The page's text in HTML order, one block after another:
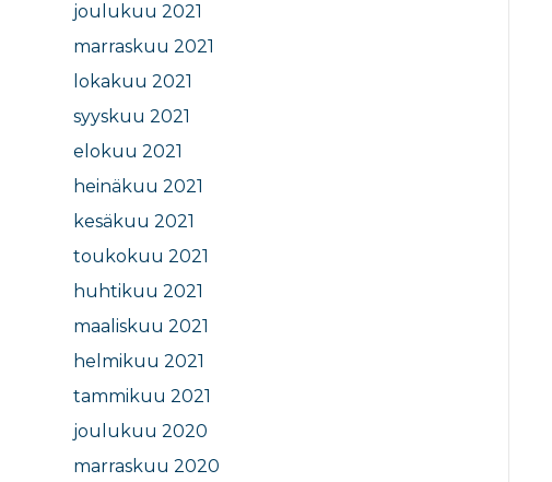
joulukuu 2021
marraskuu 2021
lokakuu 2021
syyskuu 2021
elokuu 2021
heinäkuu 2021
kesäkuu 2021
toukokuu 2021
huhtikuu 2021
maaliskuu 2021
helmikuu 2021
tammikuu 2021
joulukuu 2020
marraskuu 2020